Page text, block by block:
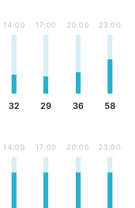
14:00
32
17:00
29
20:00
36
23:00
58
14:00 17:00 20:00 23:00